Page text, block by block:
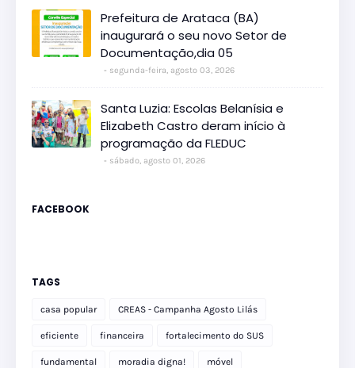
Prefeitura de Arataca (BA)
inaugurará o seu novo Setor de
Documentação,dia 05
segunda-feira, agosto 03, 2026
Santa Luzia: Escolas Belanísia e
Elizabeth Castro deram início à
programação da FLEDUC
sábado, agosto 01, 2026
FACEBOOK
TAGS
casa popular CREAS - Campanha Agosto Lilás
eficiente financeira fortalecimento do SUS
fundamental moradia digna! móvel